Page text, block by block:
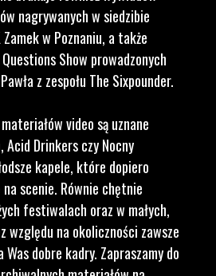
nagrywanych w siedzibie
w Poznaniu, a także
Show prowadzonych
z zespołu The Sixpounder.
video są uznane
Drinkers czy Nocny
kapele, które dopiero
scenie. Równie chętnie
festiwalach oraz w małych,
względu na okoliczności zawsze
dobre kadry. Zapraszamy do